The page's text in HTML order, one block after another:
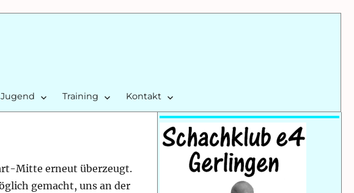
Jugend Training Kontakt
Mitte erneut überzeugt.
gemacht, uns an der